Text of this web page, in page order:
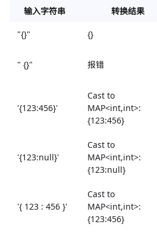
输入字符串 转换结果
"{}" {}
" {}" 报错
'{123:456}'
Cast to
MAP<int,int>:
{123:456}
'{123:null}'
Cast to
MAP<int,int>:
{123:null}
'{ 123 : 456 }'
Cast to
MAP<int,int>:
{123:456}